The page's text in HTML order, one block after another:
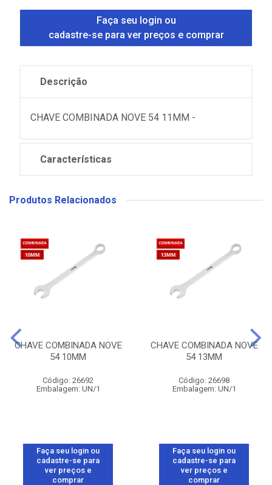
Faça seu login ou
cadastre-se para ver preços e comprar
Descrição
CHAVE COMBINADA NOVE 54 11MM -
Características
Produtos Relacionados
CHAVE COMBINADA NOVE
54 10MM
Código: 26692
Embalagem: UN/1
Faça seu login ou
cadastre-se para
ver preços e
comprar
CHAVE COMBINADA NOVE
54 13MM
Código: 26698
Embalagem: UN/1
Faça seu login ou
cadastre-se para
ver preços e
comprar